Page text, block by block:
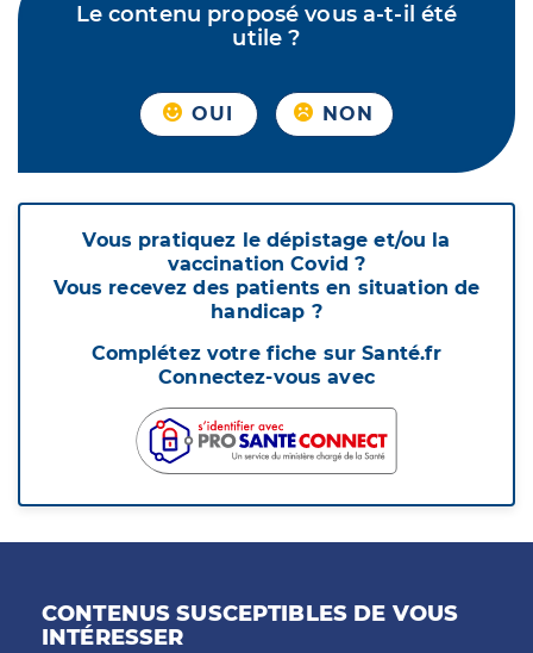
Le contenu proposé vous a-t-il été
utile ?
OUI NON
Vous pratiquez le dépistage et/ou la
vaccination Covid ?
Vous recevez des patients en situation de
handicap ?
Complétez votre fiche sur Santé.fr
Connectez-vous avec
CONTENUS SUSCEPTIBLES DE VOUS
INTÉRESSER